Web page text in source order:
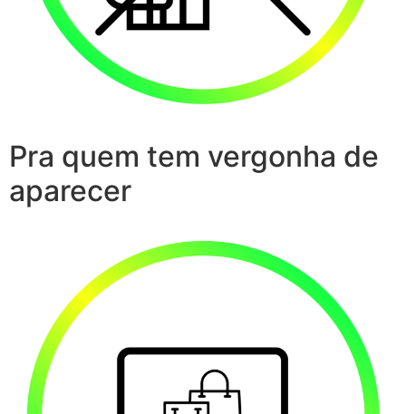
Pra quem tem vergonha de
aparecer